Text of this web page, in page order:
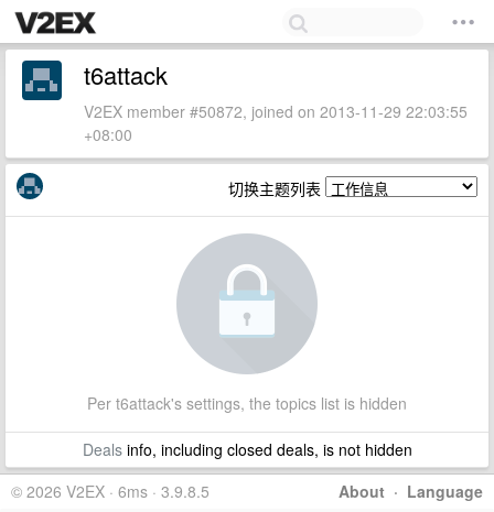
t6attack
V2EX member #50872, joined on 2013-11-29 22:03:55
+08:00
切换主题列表
Per t6attack's settings, the topics list is hidden
Dealsinfo, including closed deals, is not hidden
About · Language
© 2026 V2EX · 6ms · 3.9.8.5